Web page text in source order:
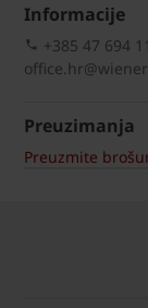
Informacije
+385 47 694
Preuzimanja
Preuzmite